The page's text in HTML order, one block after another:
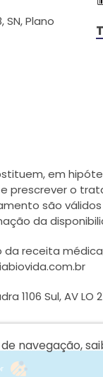
SN, Plano
em
o
são
da
receita
Sul, AV LO
navegação,